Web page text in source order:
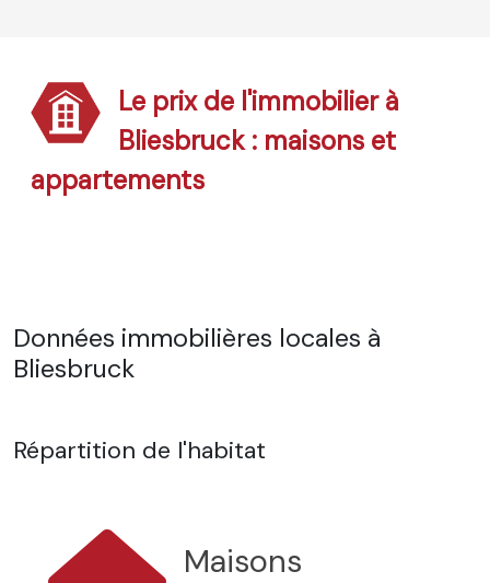
Le prix de l'immobilier à
Bliesbruck : maisons et
appartements
Données immobilières locales à
Bliesbruck
Répartition de l'habitat
Maisons